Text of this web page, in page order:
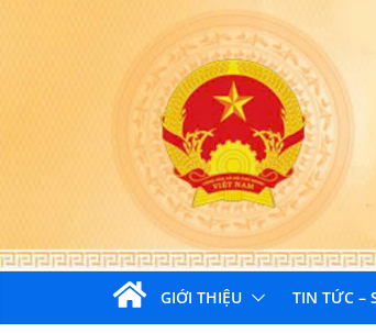
GIỚI THIỆU TIN TỨC –